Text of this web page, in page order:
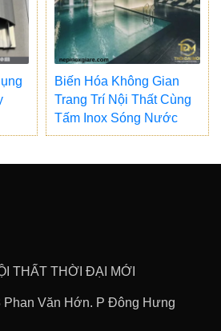
Biến Hóa Không Gian
Trang Trí Nội Thất Cùng
Tấm Inox Sóng Nước
THẤT THỜI ĐẠI MỚI
Phan Văn Hớn. P Đông Hưng